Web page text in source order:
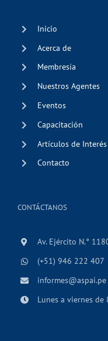
Inicio
Acerca de
Membresía
Nuestros Agentes
Eventos
Capacitación
Artículos de Interés
Contacto
CONTÁCTANOS
Av. Ejército N.°
(+51) 946 222 407
informes@aspai.pe
Lunes a viernes de